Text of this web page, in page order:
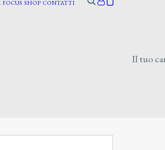
FOCUS SHOP CONTATTI
Il tuo